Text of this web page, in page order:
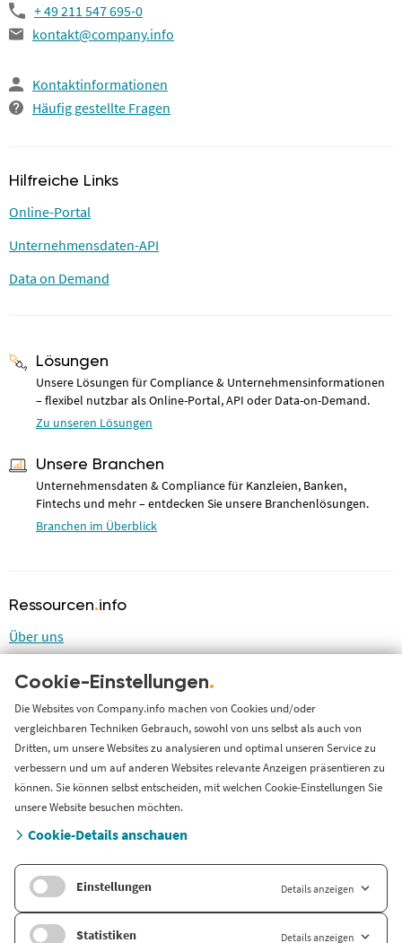
+ 49 211 547 695-0
kontakt@company.info
Kontaktinformationen
Häufig gestellte Fragen
Hilfreiche Links
Online-Portal
Unternehmensdaten-API
Data on Demand
Lösungen
Unsere Lösungen für Compliance & Unternehmensinformationen
– flexibel nutzbar als Online-Portal, API oder Data-on-Demand.
Zu unseren Lösungen
Unsere Branchen
Unternehmensdaten & Compliance für Kanzleien, Banken,
Fintechs und mehr – entdecken Sie unsere Branchenlösungen.
Branchen im Überblick
Ressourcen.info
Über uns
LinkedIn
LinkedIn Newsletter
Cases
Support
Länderversion
Company.info Nederland
Cookie-Einstellungen.
Die Websites von Company.info machen von Cookies und/oder
vergleichbaren Techniken Gebrauch, sowohl von uns selbst als auch von
Dritten, um unsere Websites zu analysieren und optimal unseren Service zu
verbessern und um auf anderen Websites relevante Anzeigen präsentieren zu
können. Sie können selbst entscheiden, mit welchen Cookie-Einstellungen Sie
unsere Website besuchen möchten.
Cookie-Details anschauen
Einstellungen Details anzeigen
Statistiken Details anzeigen